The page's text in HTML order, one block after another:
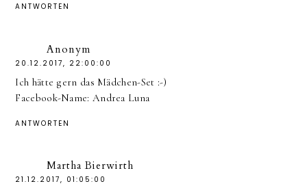
ANTWORTEN
Anonym
20.12.2017, 22:00:00
Ich hätte gern das Mädchen-Set :-)
Facebook-Name: Andrea Luna
ANTWORTEN
Martha Bierwirth
21.12.2017, 01:05:00